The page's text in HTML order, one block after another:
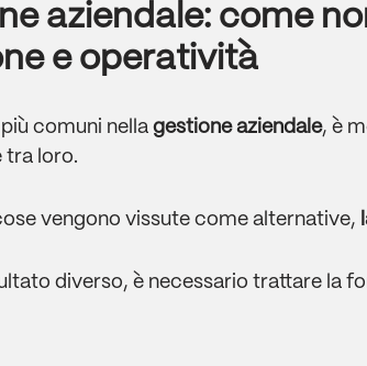
aziendale: come
e operatività
comuni nella gestione aziendale, è
tra loro.
vengono vissute come alternative,
diverso, è necessario trattare la